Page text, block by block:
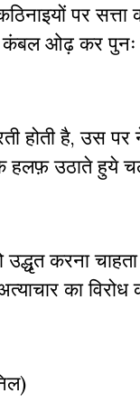
पर
का कंबल ओढ़ कर
होती है, उस
हलफ़ उठाते हुये
करना चाहता
का